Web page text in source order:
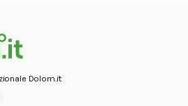
Dolom.it